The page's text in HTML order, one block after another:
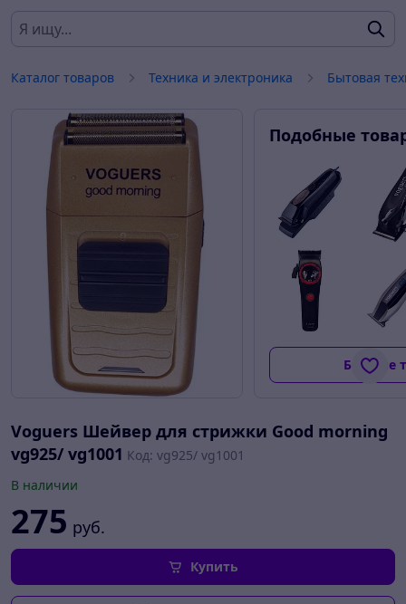
Каталог товаров Техника и электроника Бытовая
Подобные
Больше
Voguers Шейвер для стрижки Good morning
vg925/ vg1001 Код: vg925/ vg1001
В наличии
275 руб.
Купить